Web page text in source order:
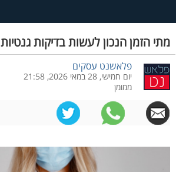
מתי הזמן הנכון לעשות בדיקות גנטיות
פלאשנט עסקים
יום חמישי, 28 במאי 2026, 21:58
ממומן